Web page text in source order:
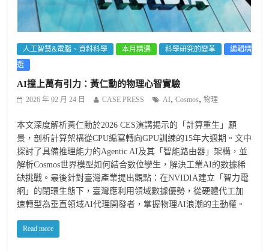
人工智慧&電腦、資料科學 本月精選 科學研究的變革
編輯精
選
AI撞上萬有引力：黃仁勳的物理心智實驗
2026 年 02 月 24 日 CASE PRESS AI,Cosmos,物理
本文深度解析黃仁勳於2026 CES演講揭示的「計算重生」願
景，剖析計算架構從CPU編寫轉向GPU訓練的15年大週期。文中
探討了具備推理能力的Agentic AI及其「智能路由器」架構，並
解析Cosmos世界模型如何結合數位孿生，解決工業AI的數據稀
缺挑戰。最後針對臺灣產業提出觀點：在NVIDIA建立「智力電
網」的閉環生態下，臺灣應利用領域數據優勢，從硬體代工加
速轉型為垂直領域AI代理開發者，掌握物理AI浪潮的主動權。
Read more